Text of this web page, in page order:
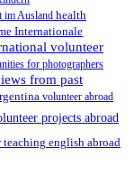
im Ausland health
Internationale
volunteer
for photographers
from past
volunteer abroad
projects abroad
english abroad